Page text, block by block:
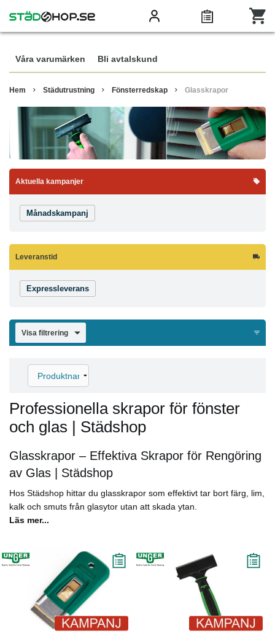
Våra varumärken Bli avtalskund
Hem Städutrustning Fönsterredskap Glasskrapor
Aktuella kampanjer
Månadskampanj
Leveranstid
Expressleverans
Visa filtrering
Professionella skrapor för fönster
och glas | Städshop
Glasskrapor – Effektiva Skrapor för Rengöring
av Glas | Städshop
Hos Städshop hittar du glasskrapor som effektivt tar bort färg, lim,
kalk och smuts från glasytor utan att skada ytan.
Läs mer...